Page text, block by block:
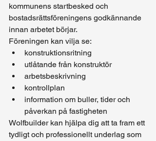
kommunens startbesked och
bostadsrättsföreningens godkännande
innan arbetet börjar.
Föreningen kan vilja se:
konstruktionsritning
utlåtande från konstruktör
arbetsbeskrivning
kontrollplan
information om buller, tider och
påverkan på fastigheten
Wolfbuilder kan hjälpa dig att ta fram ett
tydligt och professionellt underlag som